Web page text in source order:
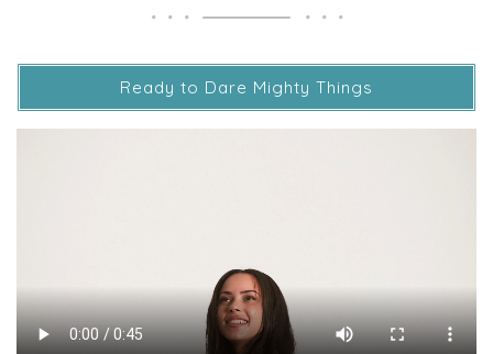
Ready to Dare Mighty Things